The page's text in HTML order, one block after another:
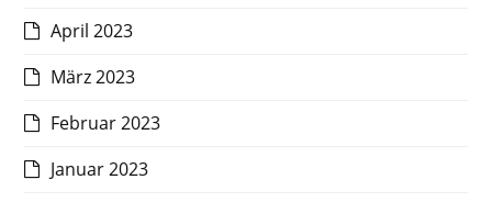
April 2023
März 2023
Februar 2023
Januar 2023